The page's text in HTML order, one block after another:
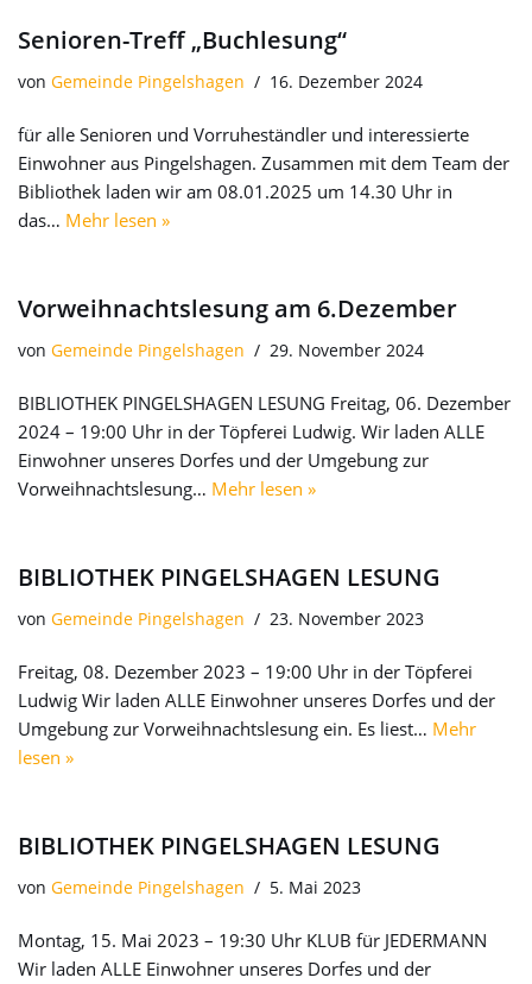
Senioren-Treff „Buchlesung“
von Gemeinde Pingelshagen 16. Dezember 2024
für alle Senioren und Vorruheständler und interessierte
Einwohner aus Pingelshagen. Zusammen mit dem Team der
Bibliothek laden wir am 08.01.2025 um 14.30 Uhr in
das… Mehr lesen »
Vorweihnachtslesung am 6.Dezember
von Gemeinde Pingelshagen 29. November 2024
BIBLIOTHEK PINGELSHAGEN LESUNG Freitag, 06. Dezember
2024 – 19:00 Uhr in der Töpferei Ludwig. Wir laden ALLE
Einwohner unseres Dorfes und der Umgebung zur
Vorweihnachtslesung… Mehr lesen »
BIBLIOTHEK PINGELSHAGEN LESUNG
von Gemeinde Pingelshagen 23. November 2023
Freitag, 08. Dezember 2023 – 19:00 Uhr in der Töpferei
Ludwig Wir laden ALLE Einwohner unseres Dorfes und der
Umgebung zur Vorweihnachtslesung ein. Es liest… Mehr
lesen »
BIBLIOTHEK PINGELSHAGEN LESUNG
von Gemeinde Pingelshagen 5. Mai 2023
Montag, 15. Mai 2023 – 19:30 Uhr KLUB für JEDERMANN
Wir laden ALLE Einwohner unseres Dorfes und der